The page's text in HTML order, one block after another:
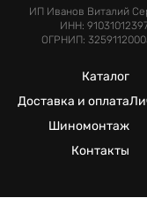
ИП Иванов Виталий
ИНН:
ОГРНИП:
Каталог
Доставка и оплата
Шиномонтаж
Контакты